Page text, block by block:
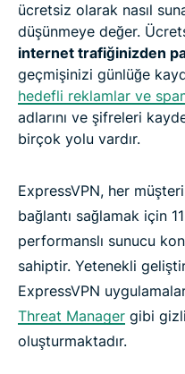
ücretsiz olarak nasıl
düşünmeye değer.
internet trafiğinizden
geçmişinizi günlüğe
hedefli reklamlar ve
adlarını ve şifreleri
birçok yolu vardır.
ExpressVPN, her
bağlantı sağlamak için
performanslı sunucu
sahiptir. Yetenekli
ExpressVPN
Threat Manager gibi
oluşturmaktadır.